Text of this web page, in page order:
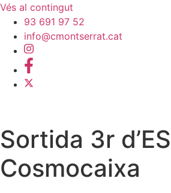
Vés al contingut
93 691 97 52
info@cmontserrat.cat
Sortida 3r
Cosmocaixa